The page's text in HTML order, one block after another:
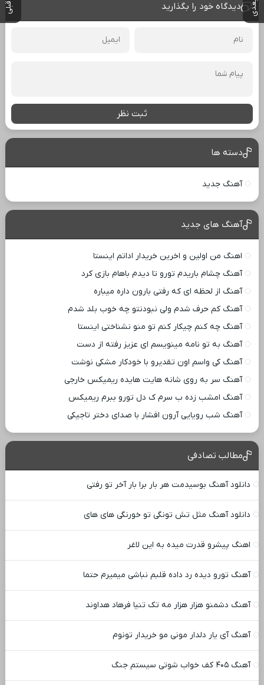
دیدگاه خود را بگذارید
ثبت نظر
دسته ها
آهنگ جدید
آهنگ های جدید
اهنگ من اولین و اخرین خریدار اداتم اینستا
آهنگ چشام باریدم تورو تا دیدم باهام بازی کرد
آهنگ از لحظه ای که رفتی بارون داره میباره
آهنگ کم حرف شدم ولی نبودنتو چه خوب بلد شدم
آهنگ چه کنم چیکار کنم تو منو نشناختی اینستا
آهنگ به تو نامه مینویسم ای عزیز رفته از دست
آهنگ کی واسم اون تقدیرو با خودکار مشکی نوشت
آهنگ سر به روی شانه هایت هایده ریمیکس خارجی
آهنگ امشب زده ب سرم ک دل تورو ببرم ریمیکس
آهنگ شب رویایی آرون افشار با صدای دختر تاجیکی
مطالب تصادفی
دانلود آهنگ بوسیدمت هر بار برا بار آخر تو رفتی
دانلود آهنگ مثل تش تونگی تو خورنگی های های
اهنگ پیشرو قدرت میده به این لاغر
آهنگ تورو دیده رد داده قلبم نباشی میمیرم حتما
آهنگ دشمنو هزار هزار مه تک تنیا فرهاد هداوند
آهنگ آی یار دلدار مونی مو خریدار تونوم
آهنگ ۴۰۵ کف خواب شوتی سیستم جنگ